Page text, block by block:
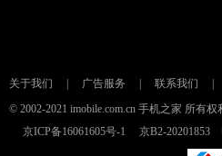
关于我们 广告服务 联系我们
© 2002-2021 imobile.com.cn 手机之家 所有
京ICP备16061605号-1
京B2-20201853